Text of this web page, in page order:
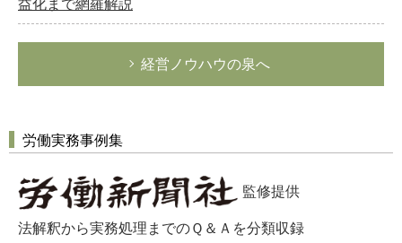
益化まで網羅解説
経営ノウハウの泉へ
労働実務事例集
監修提供
法解釈から実務処理までのＱ＆Ａを分類収録